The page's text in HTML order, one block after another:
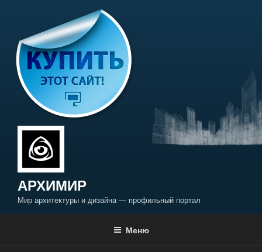
содержимому
АРХИМИР
Мир архитектуры и дизайна — профильный портал
Меню